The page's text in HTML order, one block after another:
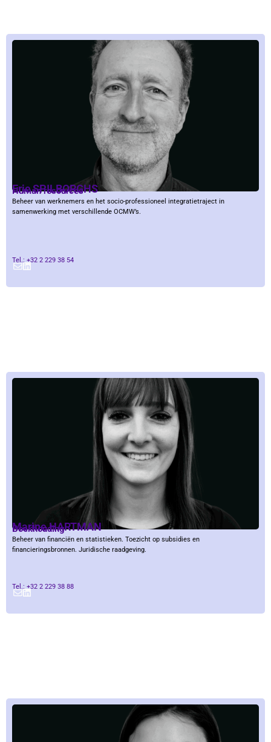
Eric SPILBORGHS
Human resources
Beheer van werknemers en het socio-professioneel integratietraject in
samenwerking met verschillende OCMW’s.
Tel.: +32 2 229 38 54
Marine HARTMAN
Boekhouding
Beheer van financiën en statistieken. Toezicht op subsidies en
financieringsbronnen. Juridische raadgeving.
Tel.: +32 2 229 38 88